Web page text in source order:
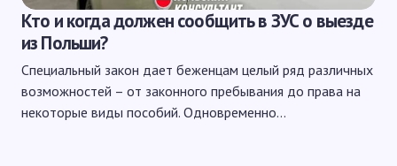
Кто и когда должен сообщить в ЗУС о выезде
из Польши?
Специальный закон дает беженцам целый ряд различных
возможностей – от законного пребывания до права на
некоторые виды пособий. Одновременно…